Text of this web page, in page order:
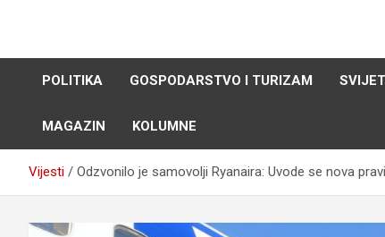
POLITIKA
GOSPODARSTVO I TURIZAM SVIJET
MAGAZIN KOLUMNE
Vijesti Odzvonilo je samovolji Ryanaira: Uvode se nova